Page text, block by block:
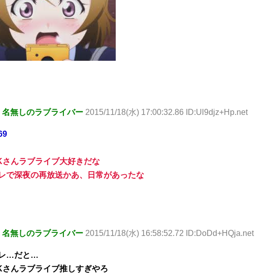
名無しのラブライバー 2015/11/18(水) 17:00:32.86 ID:Ul9djz+Hp.net
さんラブライブ大好きだな
で深夜の再放送かあ、日常があったな
名無しのラブライバー 2015/11/18(水) 16:58:52.72 ID:DoDd+HQja.net
…だと…
さんラブライブ推しすぎやろ